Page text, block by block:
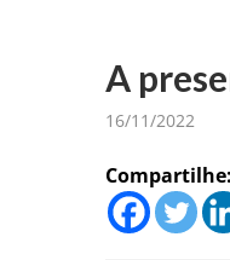
A
16/11/2022
Compartilhe: